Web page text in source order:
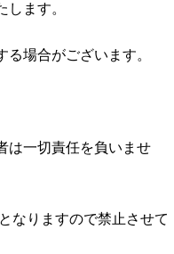
ます。
場合がございます。
は一切責任を負いませ
なりますので禁止させて